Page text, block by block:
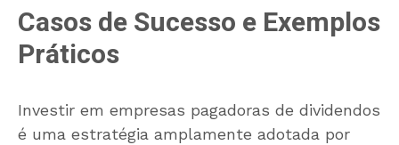
Casos de Sucesso e Exemplos
Práticos
Investir em empresas pagadoras de dividendos
é uma estratégia amplamente adotada por